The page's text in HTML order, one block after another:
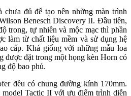
đủ để tạo nên những màn trình
Benesch Discovery II. Đầu tiên,
trong, tự nhiên và mộc mạc thì phần
làm từ chất liệu mềm và sử dụng hệ
cấp. Khá giống với những mẫu loa
được đặt trong một họng kèn Horn có
độ bao phủ.
đều có chung đường kính 170mm.
Tactic II với ưu điểm trình diễn